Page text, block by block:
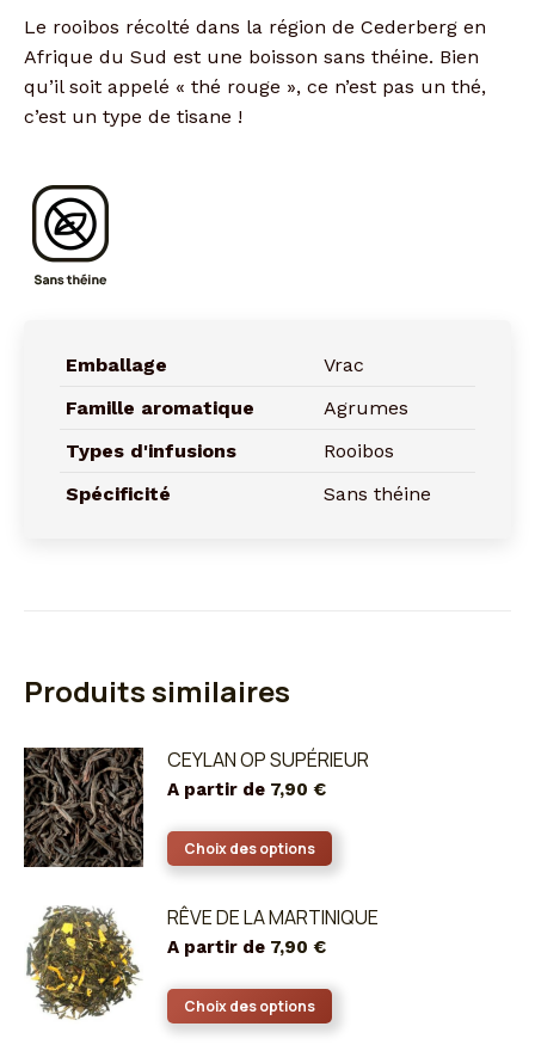
Le rooibos récolté dans la région de Cederberg en
Afrique du Sud est une boisson sans théine. Bien
qu’il soit appelé « thé rouge », ce n’est pas un thé,
c’est un type de tisane !
Emballage
Vrac
Famille aromatique
Agrumes
Types d'infusions
Rooibos
Spécificité
Sans théine
Produits similaires
CEYLAN OP SUPÉRIEUR
A partir de 7,90 €
Choix des options
produit
a
Les
options
RÊVE DE LA MARTINIQUE
A partir de 7,90 €
Choix des options
produit